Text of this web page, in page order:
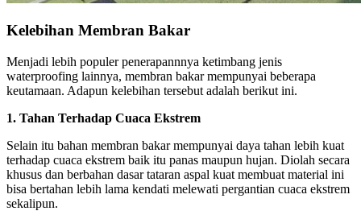
Kelebihan Membran Bakar
Menjadi lebih populer penerapannnya ketimbang jenis
waterproofing lainnya, membran bakar mempunyai beberapa
keutamaan. Adapun kelebihan tersebut adalah berikut ini.
1. Tahan Terhadap Cuaca Ekstrem
Selain itu bahan membran bakar mempunyai daya tahan lebih kuat
terhadap cuaca ekstrem baik itu panas maupun hujan. Diolah secara
khusus dan berbahan dasar tataran aspal kuat membuat material ini
bisa bertahan lebih lama kendati melewati pergantian cuaca ekstrem
sekalipun.